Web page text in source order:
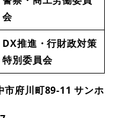
会
DX推進・行財政対策
特別委員会
府川町89-11 サンホ